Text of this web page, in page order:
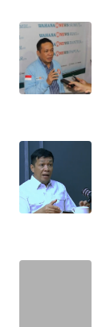
WN
SULTENG
WN
WN
BABEL
WN
WN